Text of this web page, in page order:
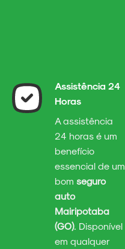
Assistência 24
Horas
A assistência
24 horas é um
benefício
essencial de um
bom seguro
auto
Mairipotaba
(GO). Disponível
em qualquer